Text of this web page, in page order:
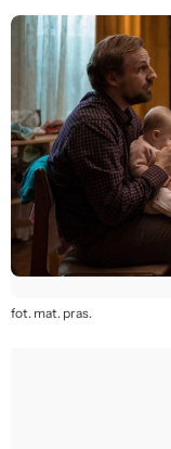
fot. mat. pras.